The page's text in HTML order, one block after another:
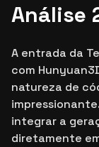
Análise
A entrada da
com
natureza de
integrar a
diretamente